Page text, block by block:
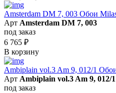
Amsterdam DM 7, 003 Обои
Арт Amsterdam DM 7, 003
под заказ
6 765 ₽
В корзину
Ambiplain vol.3 Am 9, 012/1
Арт Ambiplain vol.3 Am 9, 012/1
под заказ